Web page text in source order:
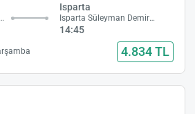
Nevşehir Kapadokya Havalimanı
Isparta
Isparta Süleyman Demirel Havalimanı
14:45
4.834 TL